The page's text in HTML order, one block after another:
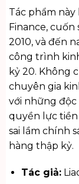
Tác phẩm
Finance,
2010, và đến
công trình
kỷ 20. Không
chuyên gia
với những độc
quyền lực tiền
sai lầm chính
hàng thập kỷ.
Tác giả: